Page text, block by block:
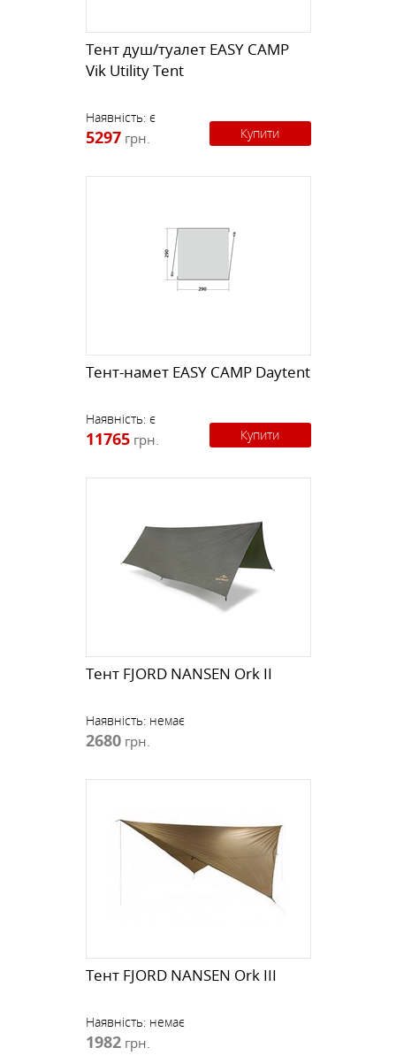
Тент душ/туалет EASY CAMP
Vik Utility Tent
Наявність: є
5297 грн. Купити
Тент-намет EASY CAMP Daytent
Наявність: є
11765 грн. Купити
Тент FJORD NANSEN Ork II
Наявність: немає
2680 грн.
Тент FJORD NANSEN Ork III
Наявність: немає
1982 грн.